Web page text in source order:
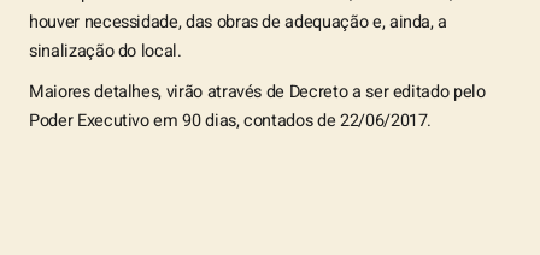
houver necessidade, das obras de adequação e, ainda, a
sinalização do local.
Maiores detalhes, virão através de Decreto a ser editado pelo
Poder Executivo em 90 dias, contados de 22/06/2017.